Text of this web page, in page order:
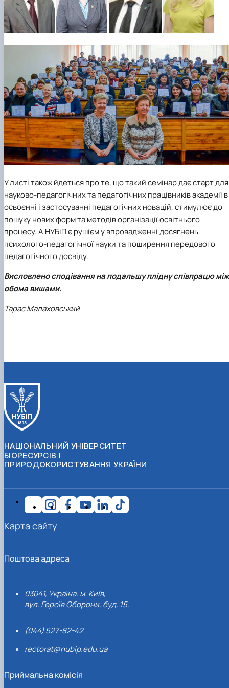
У листі також йдеться про те, що такий семінар дає старт для
науково-педагогічних та педагогічних працівників академії в
освоєнні і застосуванні педагогічних новацій, стимулює до
пошуку нових форм та методів організації освітнього
процесу. А НУБіП є рушієм у впровадженні досягнень
психолого-педагогічної науки та поширення передового
педагогічного досвіду.
Висловлено сподівання на подальшу плідну співпрацю між
обома вишами.
Тарас Малаховський
НАЦІОНАЛЬНИЙ УНІВЕРСИТЕТ
БІОРЕСУРСІВ І
ПРИРОДОКОРИСТУВАННЯ УКРАЇНИ
Поштова адреса
03041, Україна, м. Київ,
вул. Героїв Оборони, буд. 15.
(044) 527-82-42
rectorat@nubip.edu.ua
Приймальна комісія
Карта сайту